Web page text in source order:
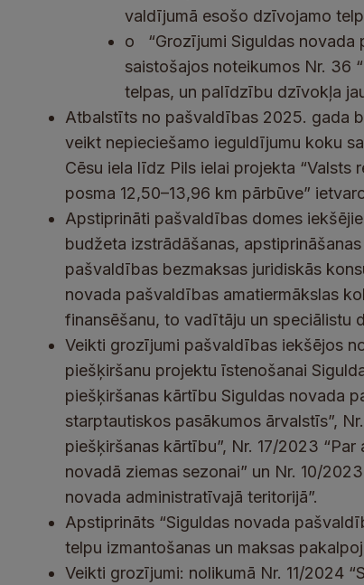
valdījumā esošo dzīvojamo
o “Grozījumi Siguldas novada
saistošajos noteikumos Nr. 36
telpas, un palīdzību dzīvokļa
Atbalstīts no pašvaldības 2025. gada
veikt nepieciešamo ieguldījumu koku
Cēsu iela līdz Pils ielai projekta “Valsts
posma 12,50–13,96 km pārbūve”
Apstiprināti pašvaldības domes
budžeta izstrādāšanas,
pašvaldības bezmaksas juridiskās
novada pašvaldības amatiermākslas
finansēšanu, to vadītāju un speciālistu
Veikti grozījumi pašvaldības iekšējos
piešķiršanu projektu īstenošanai
piešķiršanas kārtību Siguldas novada
starptautiskos pasākumos ārvalstīs”,
piešķiršanas kārtību”, Nr. 17/2023
novadā ziemas sezonai” un Nr. 10/
novada administratīvajā teritorijā”.
Apstiprināts “Siguldas novada
telpu izmantošanas un maksas
Veikti grozījumi: nolikumā Nr. 11/2024